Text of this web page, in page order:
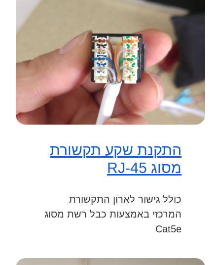
התקנת שקע תקשורת
מסוג RJ-45
כולל גישור לארון התקשורת
המרכזי באמצעות כבל רשת מסוג
Cat5e